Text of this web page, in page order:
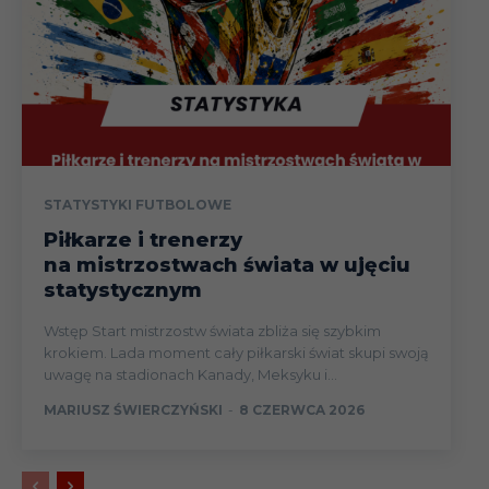
STATYSTYKI FUTBOLOWE
Piłkarze i trenerzy
na mistrzostwach świata w ujęciu
statystycznym
Wstęp Start mistrzostw świata zbliża się szybkim
krokiem. Lada moment cały piłkarski świat skupi swoją
uwagę na stadionach Kanady, Meksyku i...
MARIUSZ ŚWIERCZYŃSKI - 8 CZERWCA 2026